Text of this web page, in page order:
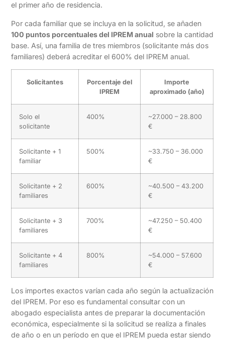
el primer año de residencia.
Por cada familiar que se incluya en la solicitud, se añaden
100 puntos porcentuales del IPREM anual sobre la cantidad
base. Así, una familia de tres miembros (solicitante más dos
familiares) deberá acreditar el 600% del IPREM anual.
Solicitantes
Porcentaje del
IPREM
Importe
aproximado (año)
Solo el
solicitante
400%
~27.000 – 28.800
€
Solicitante + 1
familiar
500%
~33.750 – 36.000
€
Solicitante + 2
familiares
600%
~40.500 – 43.200
€
Solicitante + 3
familiares
700%
~47.250 – 50.400
€
Solicitante + 4
familiares
800%
~54.000 – 57.600
€
Los importes exactos varían cada año según la actualización
del IPREM. Por eso es fundamental consultar con un
abogado especialista antes de preparar la documentación
económica, especialmente si la solicitud se realiza a finales
de año o en un período en que el IPREM pueda estar siendo